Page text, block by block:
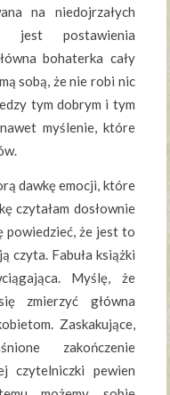
na niedojrzałych
jest postawienia
bohaterka cały
sobą, że nie robi nic
tym dobrym i tym
myślenie, które
dawkę emocji, które
czytałam dosłownie
powiedzieć, że jest to
czyta. Fabuła książki
Myślę, że
zmierzyć główna
Zaskakujące,
zakończenie
czytelniczki pewien